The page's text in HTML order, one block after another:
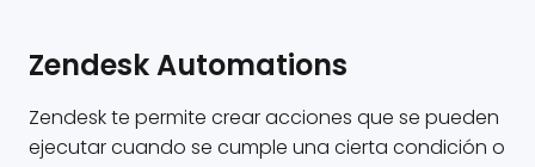
Zendesk Automations
Zendesk te permite crear acciones que se pueden
ejecutar cuando se cumple una cierta condición o